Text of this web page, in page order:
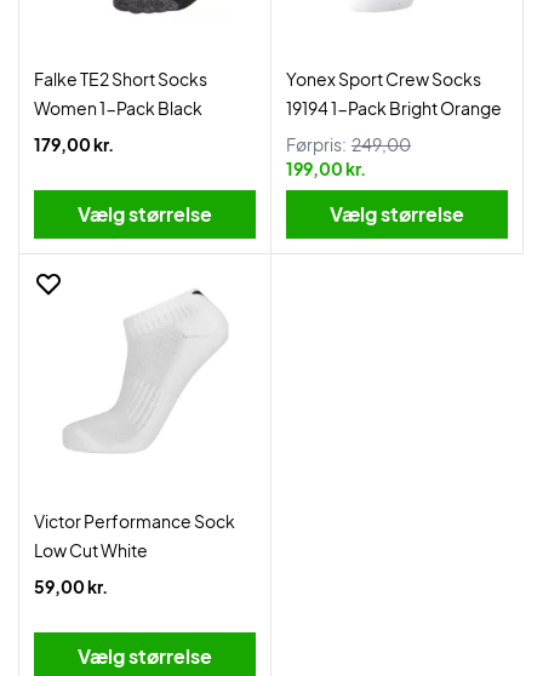
Falke TE2 Short Socks
Women 1-Pack Black
179,00 kr.
Vælg størrelse
Yonex Sport Crew Socks
19194 1-Pack Bright Orange
Førpris: 249,00
199,00 kr.
Vælg størrelse
Victor Performance Sock
Low Cut White
59,00 kr.
Vælg størrelse